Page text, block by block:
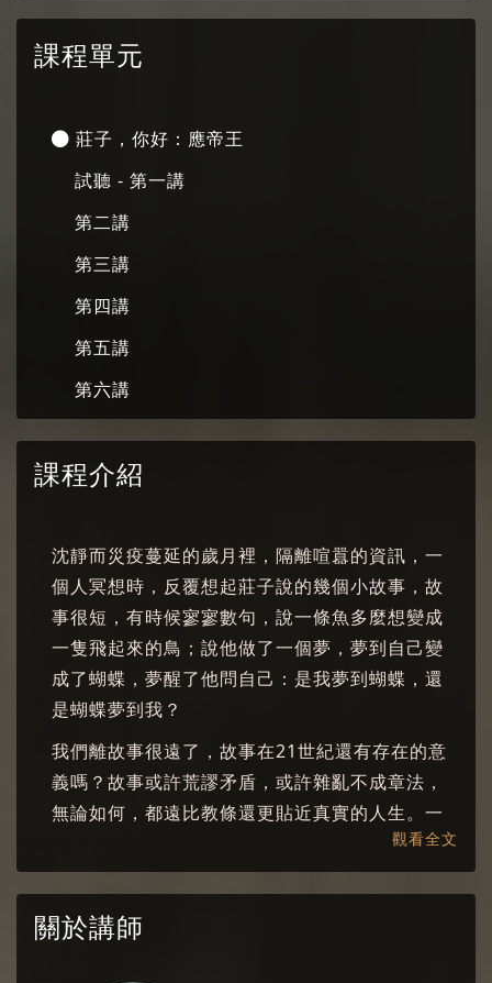
課程單元
莊子，你好：應帝王
試聽 - 第一講
第二講
第三講
第四講
第五講
第六講
課程介紹
沈靜而災疫蔓延的歲月裡，隔離喧囂的資訊，一
個人冥想時，反覆想起莊子說的幾個小故事，故
事很短，有時候寥寥數句，說一條魚多麼想變成
一隻飛起來的鳥；說他做了一個夢，夢到自己變
成了蝴蝶，夢醒了他問自己：是我夢到蝴蝶，還
是蝴蝶夢到我？
我們離故事很遠了，故事在21世紀還有存在的意
義嗎？故事或許荒謬矛盾，或許雜亂不成章法，
無論如何，都遠比教條還更貼近真實的人生。一
個故事可以反覆讀，可能是因為那故事本身不是
道理，道理通常很簡單，不難懂，但是有比道理
可以用一生去反覆咀嚼，像是品味自己的生命，
觀看全文
關於講師